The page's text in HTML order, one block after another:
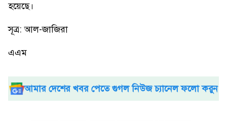
হয়েছে।
সূত্র: আল-জাজিরা
এএম
আমার দেশের খবর পেতে গুগল নিউজ চ্যানেল ফলো করুন